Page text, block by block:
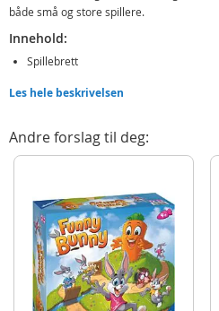
både små og store spillere.
Innehold:
Spillebrett
Detaljer:
Produktdetaljer
Modell
Merke
Les hele beskrivelsen
Andre forslag til deg: